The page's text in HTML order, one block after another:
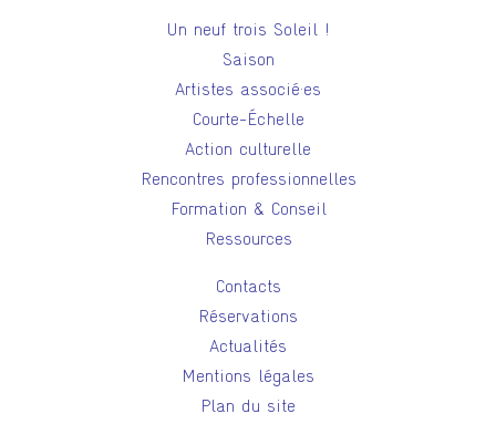
Un neuf trois Soleil !
Saison
Artistes associé·es
Courte-Échelle
Action culturelle
Rencontres professionnelles
Formation & Conseil
Ressources
Contacts
Réservations
Actualités
Mentions légales
Plan du site